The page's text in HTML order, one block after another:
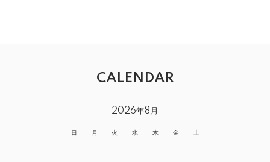
CALENDAR
2026年8月
日 月 火 水 木 金 土
1